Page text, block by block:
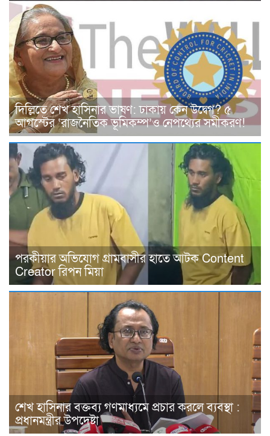
দিল্লিতে শেখ হাসিনার ভাষণ: ঢাকায় কেন উদ্বেগ? ৫
আগস্টের ‘রাজনৈতিক ভূমিকম্প’ও নেপথ্যের সমীকরণ!
পরকীয়ার অভিযোগ গ্রামবাসীর হাতে আটক Content
Creator রিপন মিয়া
শেখ হাসিনার বক্তব্য গণমাধ্যমে প্রচার করলে ব্যবস্থা :
প্রধানমন্ত্রীর উপদেষ্টা